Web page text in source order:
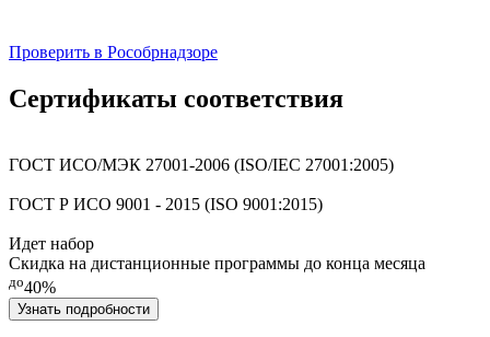
Проверить в Рособрнадзоре
Сертификаты соответствия
ГОСТ ИСО/МЭК 27001-2006 (ISO/IEC 27001:2005)
ГОСТ Р ИСО 9001 - 2015 (ISO 9001:2015)
Идет набор
Скидка на дистанционные программы до конца месяца
до40%
Узнать подробности